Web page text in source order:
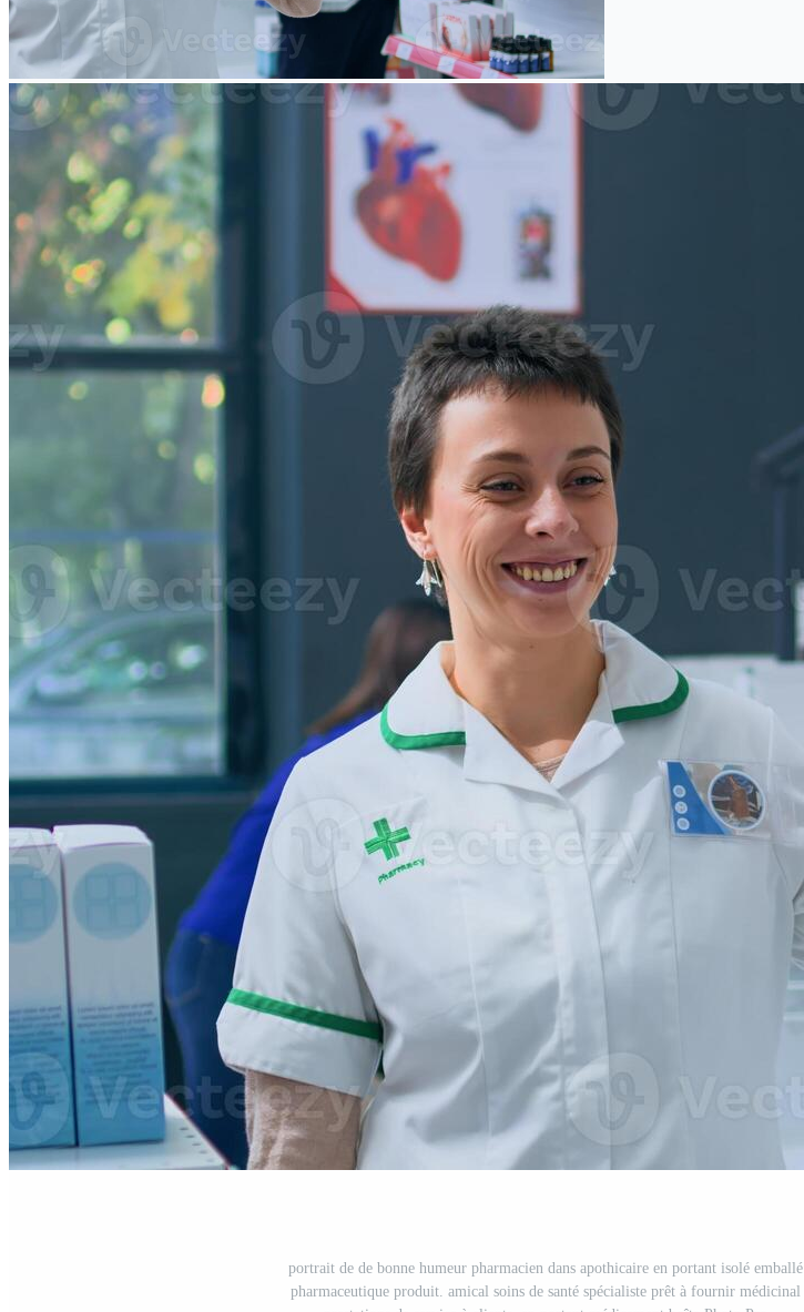
portrait de de bonne humeur pharmacien dans apothicaire en portant isolé emballé
pharmaceutique produit. amical soins de santé spécialiste prêt à fournir médicinal